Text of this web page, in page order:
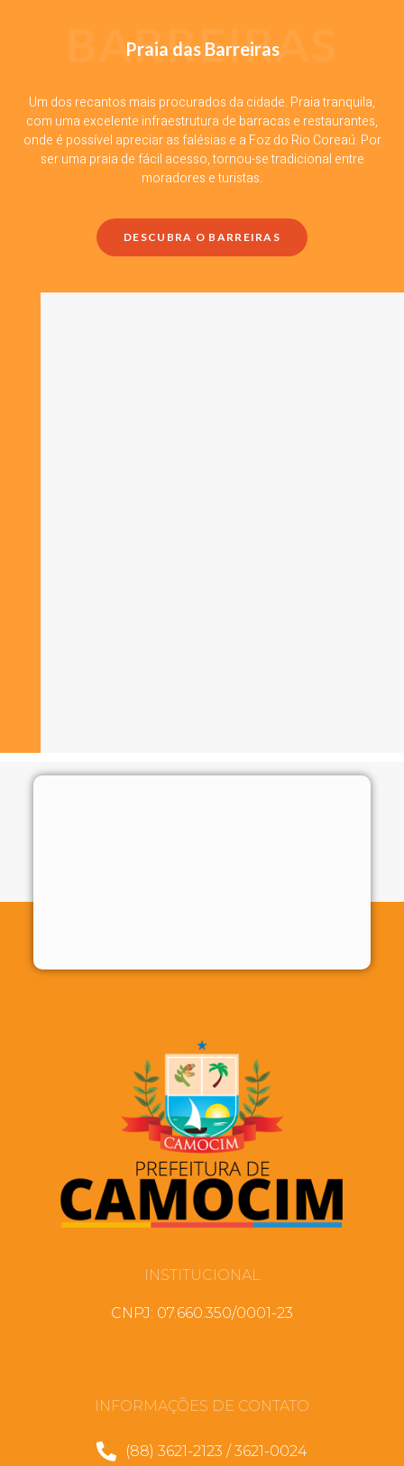
BARREIRAS
Praia das Barreiras
Um dos recantos mais procurados da cidade. Praia tranquila,
com uma excelente infraestrutura de barracas e restaurantes,
onde é possível apreciar as falésias e a Foz do Rio Coreaú. Por
ser uma praia de fácil acesso, tornou-se tradicional entre
moradores e turistas.
DESCUBRA O BARREIRAS
INSTITUCIONAL
CNPJ: 07.660.350/0001-23
INFORMAÇÕES DE CONTATO
(88) 3621-2123 / 3621-0024